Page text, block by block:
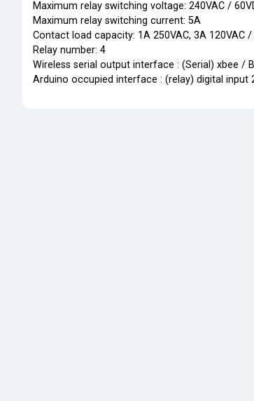
Maximum relay switching voltage: 240VAC /
Maximum relay switching current: 5A
Contact load capacity: 1A 250VAC, 3A 120VAC /
Relay number: 4
Wireless serial output interface : (Serial) xbee /
Arduino occupied interface : (relay) digital input